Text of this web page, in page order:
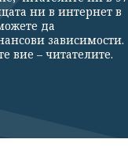
ни в интернет в
да
зависимости.
вие – читателите.